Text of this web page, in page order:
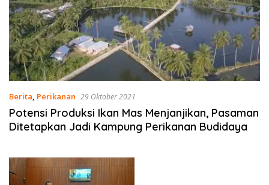
Berita, Perikanan 29 Oktober 2021
Potensi Produksi Ikan Mas Menjanjikan, Pasaman
Ditetapkan Jadi Kampung Perikanan Budidaya